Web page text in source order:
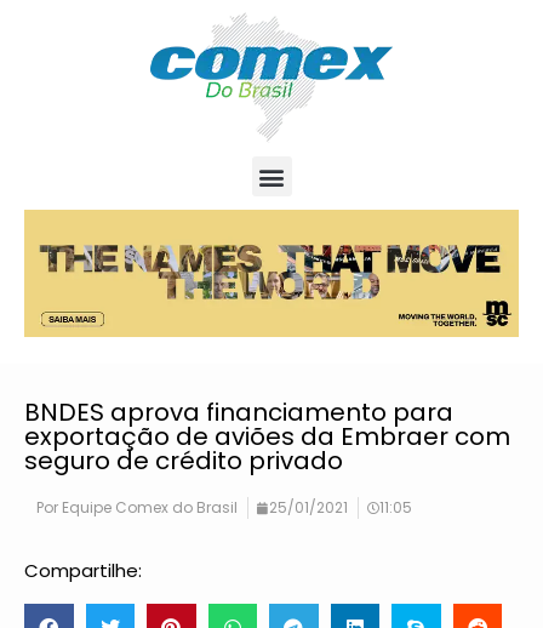
BNDES aprova financiamento para
exportação de aviões da Embraer com
seguro de crédito privado
Por Equipe Comex do Brasil 25/01/2021 11:05
Compartilhe: